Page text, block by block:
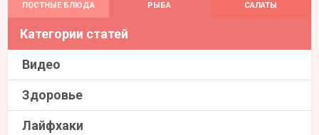
ПОСТНЫЕ БЛЮДА РЫБА САЛАТЫ
Категории статей
Видео
Здоровье
Лайфхаки